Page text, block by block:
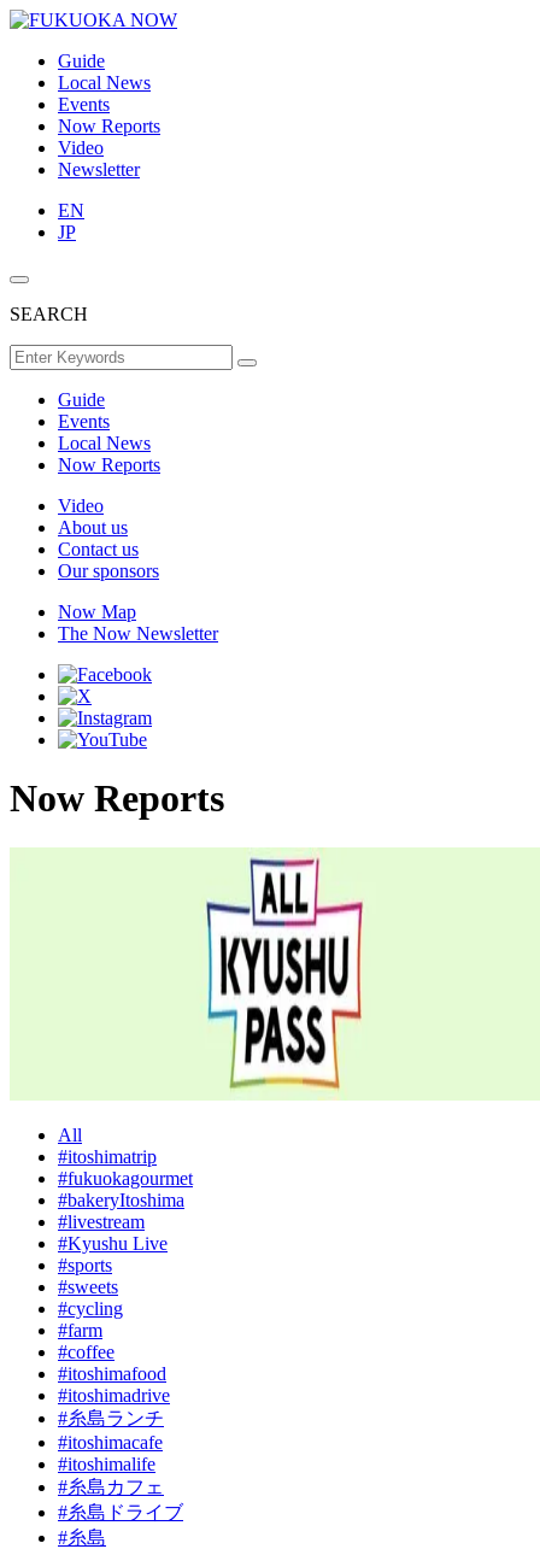
Guide
Local News
Events
Now Reports
Video
Newsletter
EN
JP
SEARCH
Guide
Events
Local News
Now Reports
Video
About us
Contact us
Our sponsors
Now Map
The Now Newsletter
Now Reports
All
#itoshimatrip
#fukuokagourmet
#bakeryItoshima
#livestream
#Kyushu Live
#sports
#sweets
#cycling
#farm
#coffee
#itoshimafood
#itoshimadrive
#糸島ランチ
#itoshimacafe
#itoshimalife
#糸島カフェ
#糸島ドライブ
#糸島